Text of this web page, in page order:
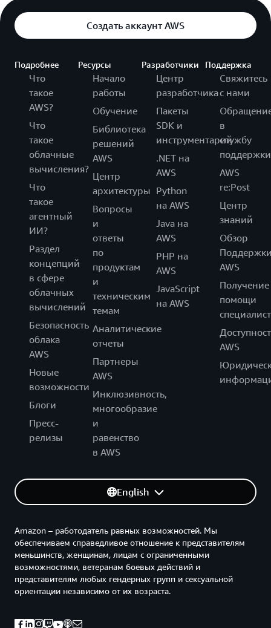
Создать аккаунт AWS
Подробнее
Что
такое
AWS?
Что
такое
облачные
вычисления?
Что
такое
агентный
ИИ?
Раздел
концепций
в сфере
облачных
вычислений
Безопасность
облака
AWS
Новые
возможности
Блоги
Пресс-
релизы
Ресурсы
Начало
работы
Обучение
Библиотека
решений
AWS
Центр
архитектуры
Вопросы
и
ответы
по
продуктам
и
техническим
темам
Аналитические
отчеты
Партнеры
AWS
Инклюзивность,
многообразие
и
равенство
в AWS
Разработчики
Центр
разработчика
Пакеты
SDK и
инструментарий
.NET на
AWS
Python
на AWS
Java на
AWS
PHP на
AWS
JavaScript
на AWS
Поддержка
Свяжитесь
с нами
в
службу
поддержки
AWS
re:Post
Центр
знаний
Обзор
AWS
Получение
помощи
AWS
English
Amazon – работодатель равных возможностей. Мы
обеспечиваем справедливое отношение к представителям
меньшинств, женщинам, лицам с ограниченными
возможностями, ветеранам боевых действий и
представителям любых гендерных групп и сексуальной
ориентации независимо от их возраста.